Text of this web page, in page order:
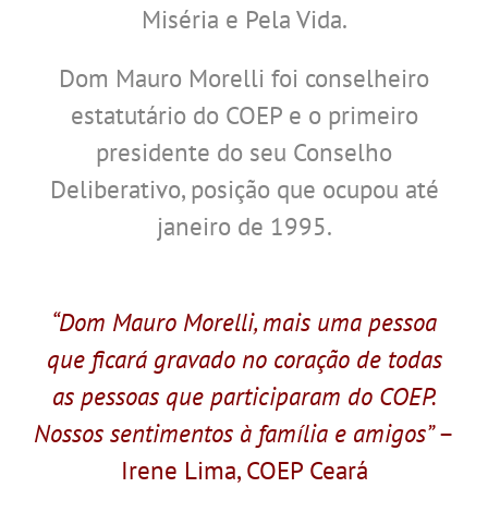
Miséria e Pela Vida.
Dom Mauro Morelli foi conselheiro
estatutário do COEP e o primeiro
presidente do seu Conselho
Deliberativo, posição que ocupou até
janeiro de 1995.
“Dom Mauro Morelli, mais uma pessoa
que ficará gravado no coração de todas
as pessoas que participaram do COEP.
Nossos sentimentos à família e amigos”–
Irene Lima, COEP Ceará